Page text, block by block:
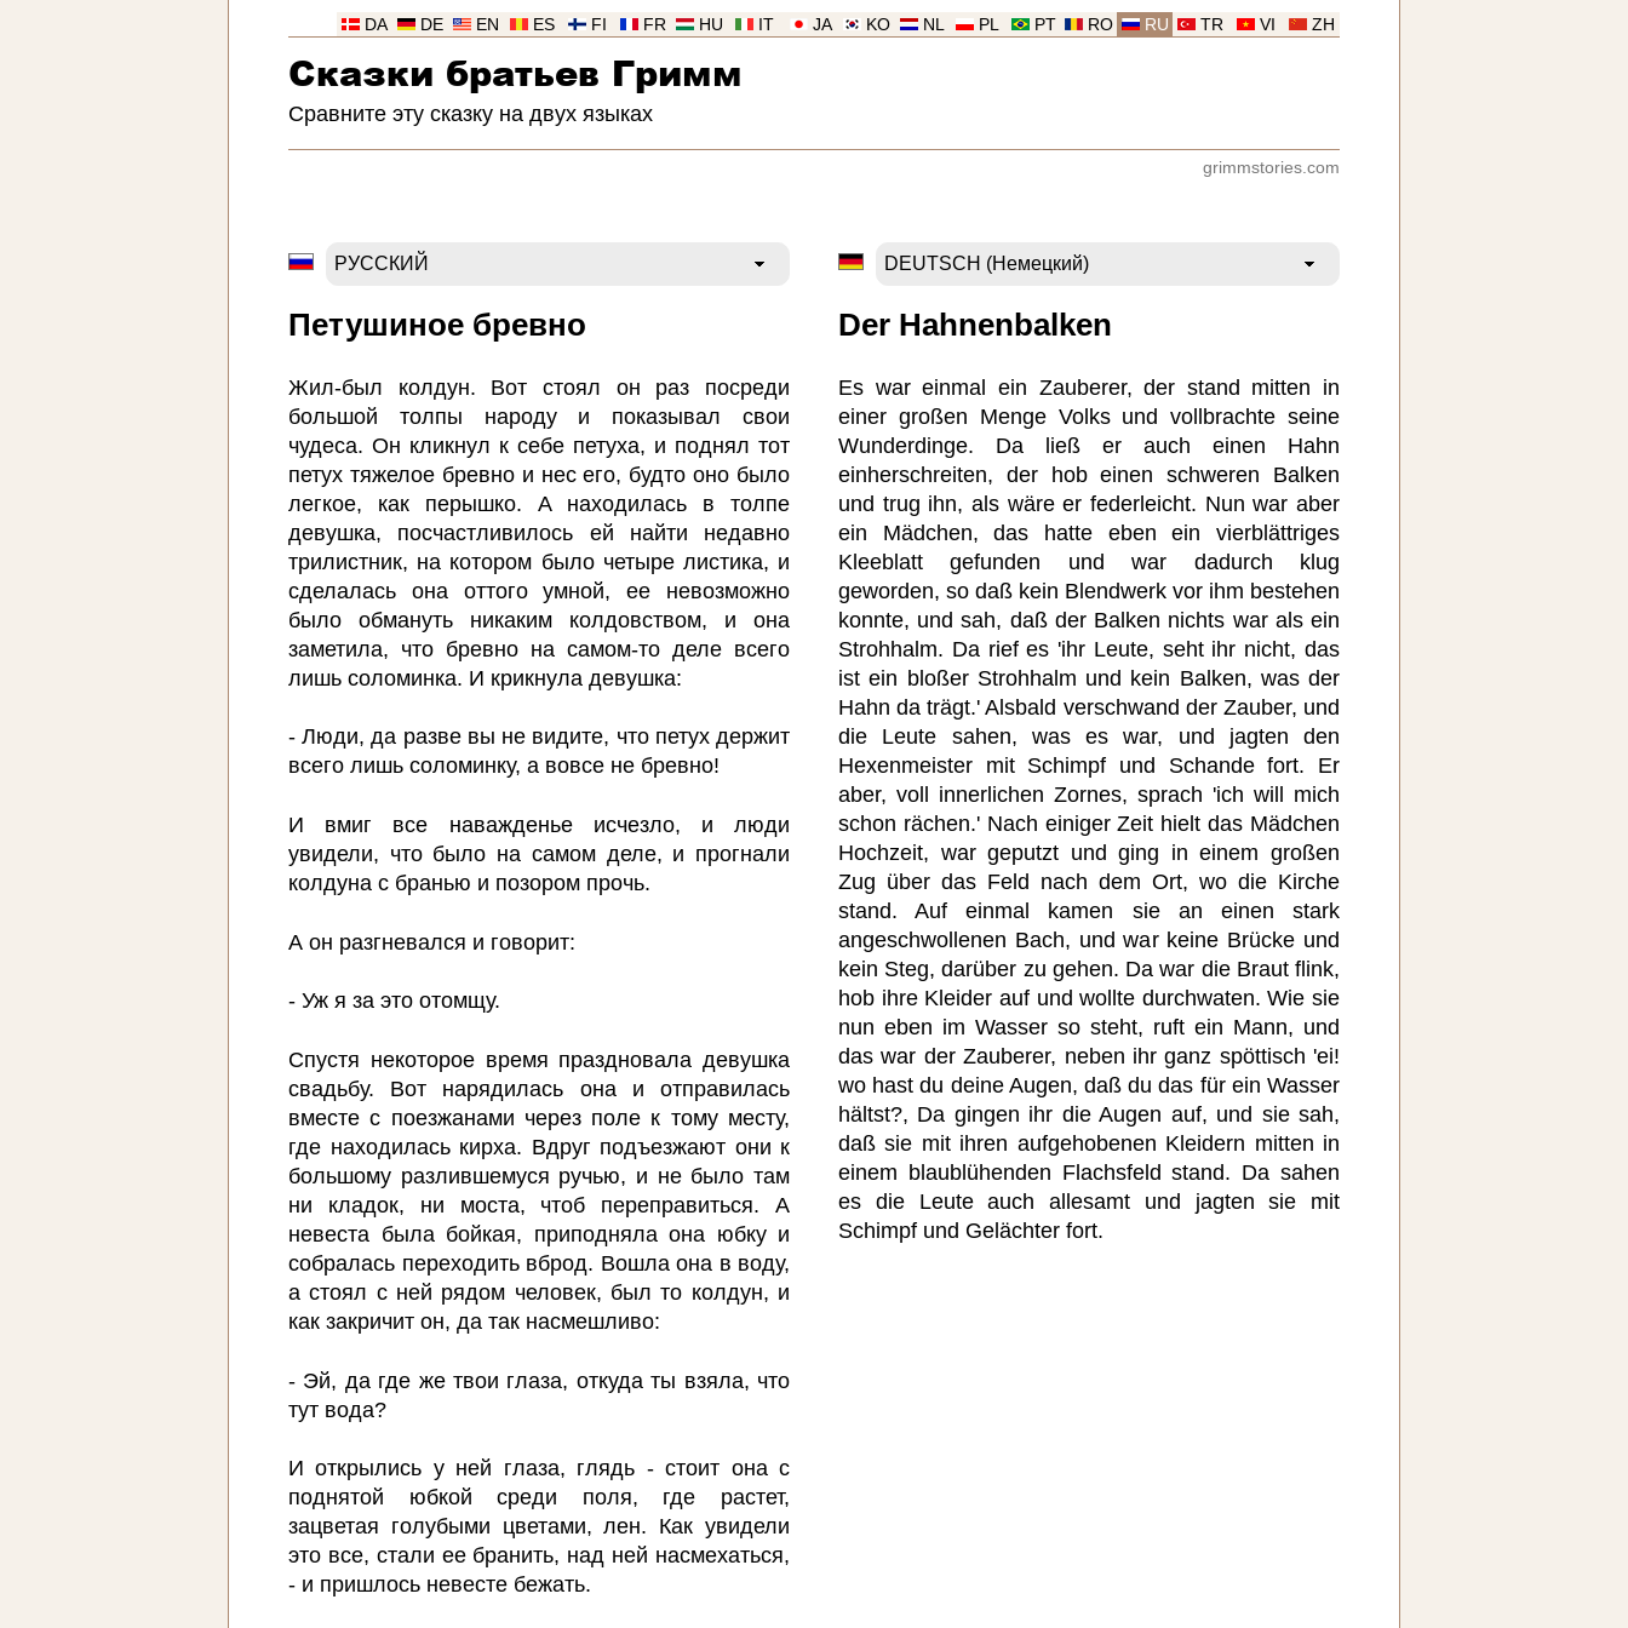
ZH
VI
TR
RU
RO
PT
PL
NL
KO
JA
IT
HU
FR
FI
ES
EN
DE
DA
Сказки братьев Гримм
Сравните эту сказку на двух языках
grimmstories.com
Петушиное бревно Der Hahnenbalken
Жил-был колдун. Вот стоял он раз посреди
большой толпы народу и показывал свои
чудеса. Он кликнул к себе петуха, и поднял тот
петух тяжелое бревно и нес его, будто оно было
легкое, как перышко. А находилась в толпе
девушка, посчастливилось ей найти недавно
трилистник, на котором было четыре листика, и
сделалась она оттого умной, ее невозможно
было обмануть никаким колдовством, и она
заметила, что бревно на самом-то деле всего
лишь соломинка. И крикнула девушка:
- Люди, да разве вы не видите, что петух держит
всего лишь соломинку, а вовсе не бревно!
И вмиг все наважденье исчезло, и люди
увидели, что было на самом деле, и прогнали
колдуна с бранью и позором прочь.
А он разгневался и говорит:
- Уж я за это отомщу.
Спустя некоторое время праздновала девушка
свадьбу. Вот нарядилась она и отправилась
вместе с поезжанами через поле к тому месту,
где находилась кирха. Вдруг подъезжают они к
большому разлившемуся ручью, и не было там
ни кладок, ни моста, чтоб переправиться. А
невеста была бойкая, приподняла она юбку и
собралась переходить вброд. Вошла она в воду,
а стоял с ней рядом человек, был то колдун, и
как закричит он, да так насмешливо:
- Эй, да где же твои глаза, откуда ты взяла, что
тут вода?
И открылись у ней глаза, глядь - стоит она с
поднятой юбкой среди поля, где растет,
зацветая голубыми цветами, лен. Как увидели
это все, стали ее бранить, над ней насмехаться,
- и пришлось невесте бежать.
Es war einmal ein Zauberer, der stand mitten in
einer großen Menge Volks und vollbrachte seine
Wunderdinge. Da ließ er auch einen Hahn
einherschreiten, der hob einen schweren Balken
und trug ihn, als wäre er federleicht. Nun war aber
ein Mädchen, das hatte eben ein vierblättriges
Kleeblatt gefunden und war dadurch klug
geworden, so daß kein Blendwerk vor ihm bestehen
konnte, und sah, daß der Balken nichts war als ein
Strohhalm. Da rief es 'ihr Leute, seht ihr nicht, das
ist ein bloßer Strohhalm und kein Balken, was der
Hahn da trägt.' Alsbald verschwand der Zauber, und
die Leute sahen, was es war, und jagten den
Hexenmeister mit Schimpf und Schande fort. Er
aber, voll innerlichen Zornes, sprach 'ich will mich
schon rächen.' Nach einiger Zeit hielt das Mädchen
Hochzeit, war geputzt und ging in einem großen
Zug über das Feld nach dem Ort, wo die Kirche
stand. Auf einmal kamen sie an einen stark
angeschwollenen Bach, und war keine Brücke und
kein Steg, darüber zu gehen. Da war die Braut flink,
hob ihre Kleider auf und wollte durchwaten. Wie sie
nun eben im Wasser so steht, ruft ein Mann, und
das war der Zauberer, neben ihr ganz spöttisch 'ei!
wo hast du deine Augen, daß du das für ein Wasser
hältst?, Da gingen ihr die Augen auf, und sie sah,
daß sie mit ihren aufgehobenen Kleidern mitten in
einem blaublühenden Flachsfeld stand. Da sahen
es die Leute auch allesamt und jagten sie mit
Schimpf und Gelächter fort.